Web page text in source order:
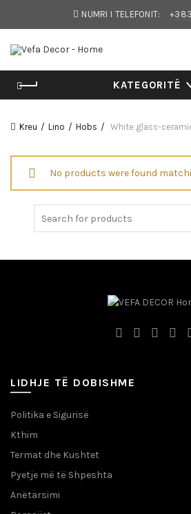
NUMRI I TELEFONIT:
KATEGORITË
Kreu Lino Hobs White glass-
No products were found
LIDHJE TË DOBISHME
Politika e Sigurisë
Kthim
Termat dhe Kushtet
Pyetje më të Shpeshta
Anëtarsimi